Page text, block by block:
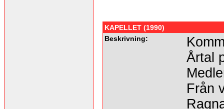
KAPELLET (1990)
Beskrivning:
Årtal
Från